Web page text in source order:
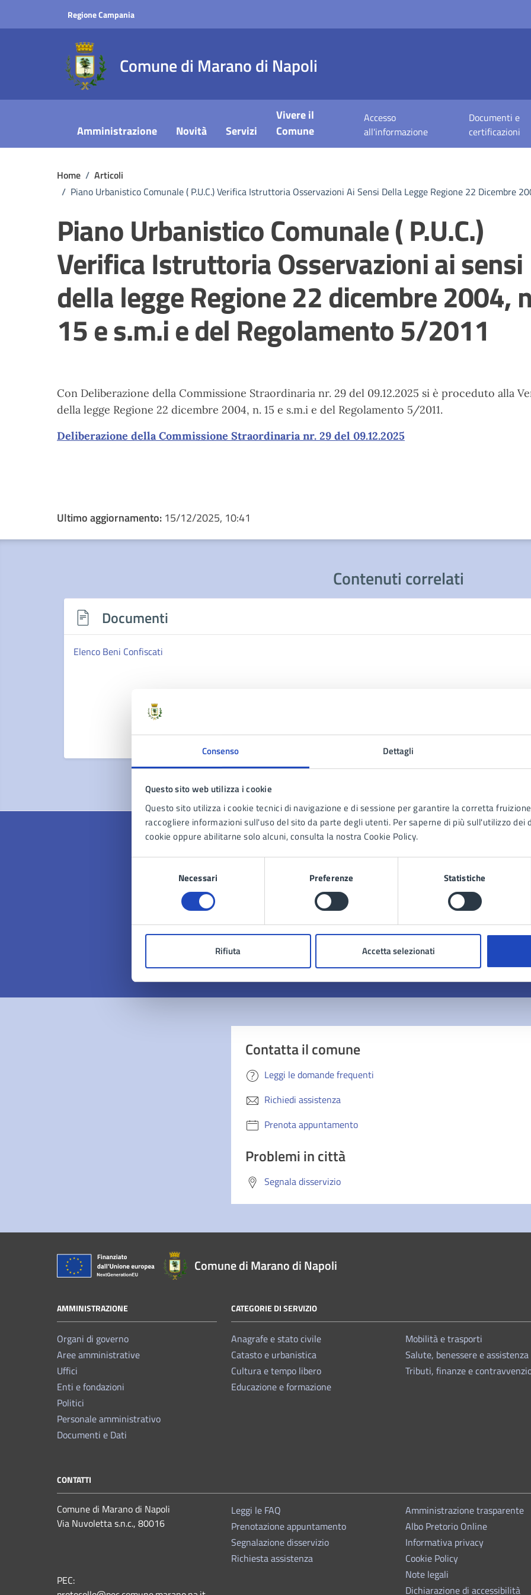
Consenso Dettagli
Questo sito web utilizza i cookie
Questo sito utilizza i cookie tecnici di navigazione e di sessione per garantire la corretta
raccogliere informazioni sull'uso del sito da parte degli utenti. Per saperne di più sull'utilizzo dei
cookie oppure abilitarne solo alcuni, consulta la nostra Cookie Policy.
Necessari Preferenze Statistiche
Rifiuta Accetta selezionati
Regione Campania
Comune di Marano di Napoli
Amministrazione Novità Servizi
Vivere il
Comune
Accesso
all'informazione
Documenti e
certificazioni
Home / Articoli
/ Piano Urbanistico Comunale ( P.U.C.) Verifica Istruttoria Osservazioni Ai Sensi Della Legge Regione 22 Dicembre
Piano Urbanistico Comunale ( P.U.C.)
Verifica Istruttoria Osservazioni ai sensi
della legge Regione 22 dicembre 2004,
15 e s.m.i e del Regolamento 5/2011
Con Deliberazione della Commissione Straordinaria nr. 29 del 09.12.2025 si è proceduto alla
della legge Regione 22 dicembre 2004, n. 15 e s.m.i e del Regolamento 5/2011.
Deliberazione della Commissione Straordinaria nr. 29 del 09.12.2025
Ultimo aggiornamento: 15/12/2025, 10:41
Contenuti correlati
Documenti
Elenco Beni Confiscati
Quanto sono chiare le informazioni su questa
Contatta il comune
Leggi le domande frequenti
Richiedi assistenza
Prenota appuntamento
Problemi in città
Segnala disservizio
Comune di Marano di Napoli
AMMINISTRAZIONE
Organi di governo
Aree amministrative
Uffici
Enti e fondazioni
Politici
Personale amministrativo
Documenti e Dati
CATEGORIE DI SERVIZIO
Anagrafe e stato civile
Catasto e urbanistica
Cultura e tempo libero
Educazione e formazione
Mobilità e trasporti
Salute, benessere e assistenza
Tributi, finanze e
CONTATTI
Comune di Marano di Napoli
Via Nuvoletta s.n.c., 80016
PEC:
Leggi le FAQ
Prenotazione appuntamento
Segnalazione disservizio
Richiesta assistenza
Amministrazione trasparente
Albo Pretorio Online
Informativa privacy
Cookie Policy
Note legali
Dichiarazione di accessibilità